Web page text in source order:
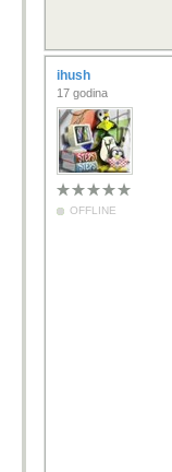
ihush
17 godina
OFFLINE